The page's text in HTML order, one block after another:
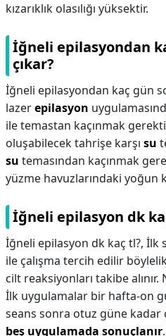
kızarıklık olasılığı yüksektir.
İğneli epilasyondan
çıkar?
İğneli epilasyondan kaç gün
lazerepilasyon
ile temastan kaçınmak
oluşabilecek tahrişe karşı su
su temasından kaçınmak
yüzme havuzlarındaki yoğun
İğneli epilasyon dk
İğneli epilasyon dk kaç tl?, İlk
ile çalışma tercih edilir
cilt reaksiyonları takibe alınır.
İlk uygulamalar bir hafta-on
seans sonra otuz güne kadar
beş uygulamada sonuçlanır.